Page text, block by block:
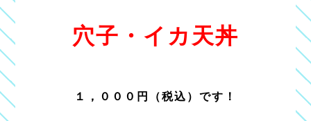
穴子・イカ天丼
１，０００円（税込）です！